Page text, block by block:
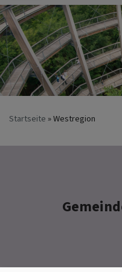
Startseite Westregion